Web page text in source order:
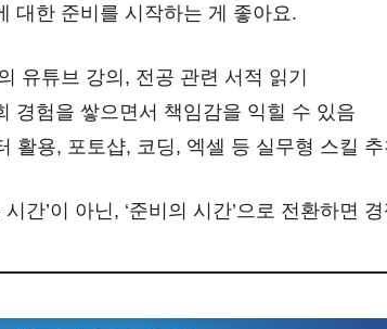
대한 준비를 시작하는 게 좋아요.
유튜브 강의, 전공 관련 서적 읽기
경험을 쌓으면서 책임감을 익힐 수 있음
활용, 포토샵, 코딩, 엑셀 등 실무형 스킬
간’이 아닌, ‘준비의 시간’으로 전환하면